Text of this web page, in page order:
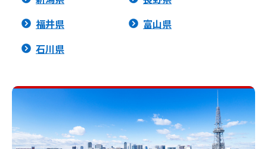
福井県
富山県
石川県